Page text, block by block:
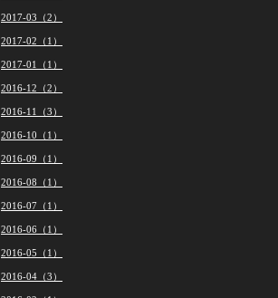
2017-03（2）
2017-02（1）
2017-01（1）
2016-12（2）
2016-11（3）
2016-10（1）
2016-09（1）
2016-08（1）
2016-07（1）
2016-06（1）
2016-05（1）
2016-04（3）